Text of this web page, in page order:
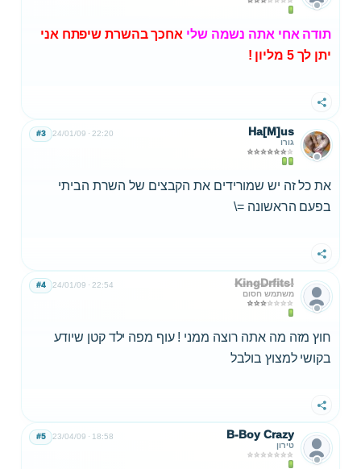
תודה אחי אתה נשמה שלי אחכך בהשרת שיפתח אני
יתן לך 5 מליון !
שתף
Ha[M]us
גורו
24/01/09 22:20
#3
את כל זה יש שמורידים את הקבצים של השרת הביתי
בפעם הראשונה =\
שתף
KingDrfits!
משתמש חסום
24/01/09 22:54
#4
חוץ מזה מה אתה רוצה ממני ! עוף מפה ילד קטן שיודע
בקושי למצוץ בולבל
שתף
B-Boy Crazy
טירון
23/04/09 18:58
#5